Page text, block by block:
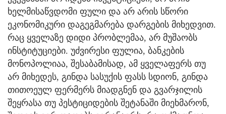
ხელმისაწვდომი ფული და არ არის სწორი
ეკონომიკური დაგეგმარება დარგების მიხედვით.
რაც ყველაზე დიდი პრობლემაა, არ მუშაობს
ინსტიტუციები. უძვირესი ფულია, ბანკების
მონოპოლიაა, შესაბამისად, ამ ყველაფერს თუ
არ მიხედეს, გინდა სასუქის ფასს სდიონ, გინდა
თითოეულ ფერმერს მიადგნენ და გვარჯილის
შეყრასა თუ პესტიციდების შეტანაში მიეხმარონ,